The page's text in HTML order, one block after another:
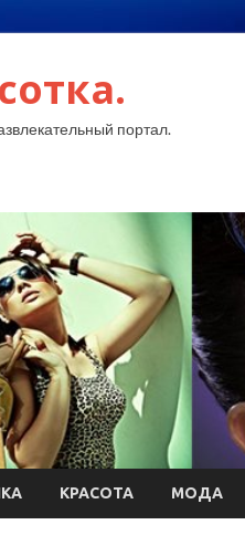
портал.
КРАСОТА МОДА